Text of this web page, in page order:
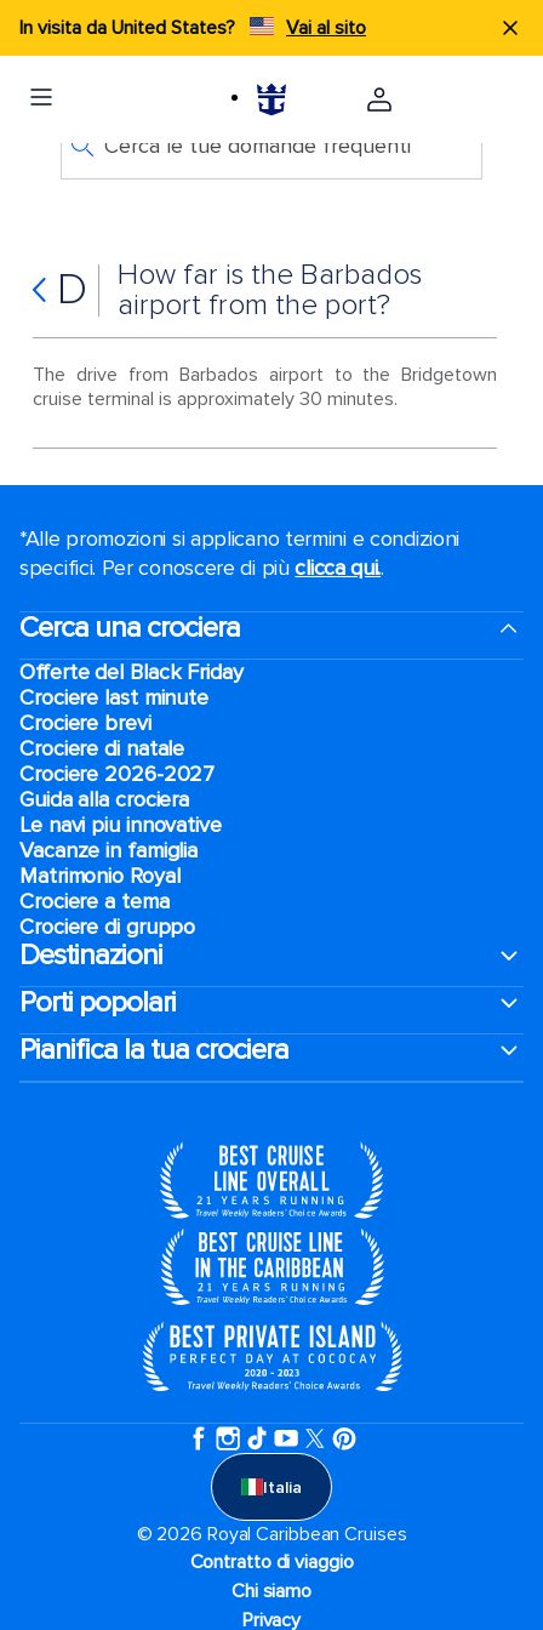
In visita da United States? Vai al sito
Cerca le tue domande frequenti
D
How far is the Barbados
airport from the port?
The drive from Barbados airport to the Bridgetown
cruise terminal is approximately 30 minutes.
*Alle promozioni si applicano termini e condizioni
specifici. Per conoscere di piùclicca qui..
Cerca una crociera
Offerte del Black Friday
Crociere last minute
Crociere brevi​
Crociere di natale​
Crociere 2026-2027
Guida alla crociera
Le navi piu innovative
Vacanze in famiglia
Matrimonio Royal
Crociere a tema
Crociere di gruppo
Destinazioni
Porti popolari
Pianifica la tua crociera
Italia
© 2026 Royal Caribbean Cruises
Contratto di viaggio
Chi siamo
Privacy